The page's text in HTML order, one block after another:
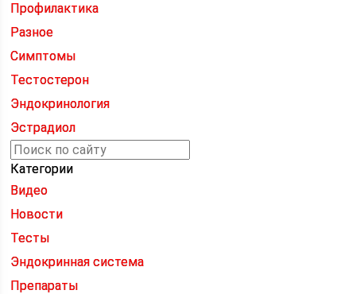
Профилактика
Разное
Симптомы
Тестостерон
Эндокринология
Эстрадиол
Категории
Видео
Новости
Тесты
Эндокринная система
Препараты